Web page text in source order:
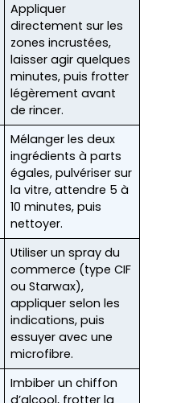
Appliquer
directement sur les
zones incrustées,
laisser agir quelques
minutes, puis frotter
légèrement avant
de rincer.
Mélanger les deux
ingrédients à parts
égales, pulvériser sur
la vitre, attendre 5 à
10 minutes, puis
nettoyer.
Utiliser un spray du
commerce (type CIF
ou Starwax),
appliquer selon les
indications, puis
essuyer avec une
microfibre.
Imbiber un chiffon
d’alcool, frotter la